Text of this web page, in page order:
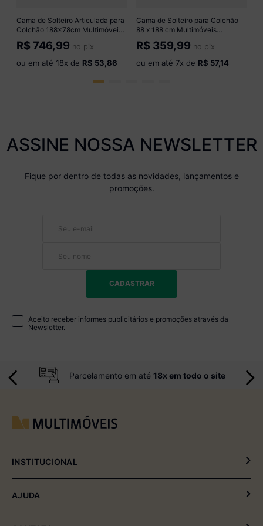
Cama de Solteiro Articulada para
Colchão 188x78cm Multimóveis
CR40129 Grafite
R$ 746,99 no pix
ou em até 18x de R$ 53,86
Cama de Solteiro para Colchão
88 x 188 cm Multimóveis
CR35253 Nogal/Branco
R$ 359,99 no pix
ou em até 7x de R$ 57,14
ASSINE NOSSA NEWSLETTER
Fique por dentro de todas as novidades, lançamentos e
promoções.
CADASTRAR
Aceito receber informes publicitários e promoções através da
Newsletter.
Parcelamento em até 18x em todo o site
INSTITUCIONAL
Política de Entrega e Devolução
AJUDA